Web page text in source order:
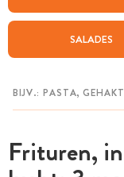
SALADES
Frituren,
WEEKMENU
CHAT MET MAIA
MIJN BEWAARDE